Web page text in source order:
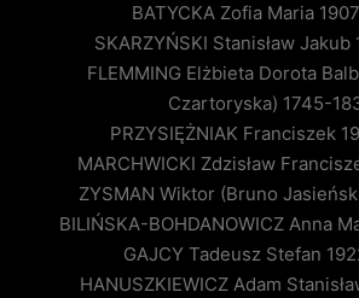
BATYCKA Zofia Maria
SKARZYŃSKI Stanisław
FLEMMING Elżbieta Dorota
Czartoryska) 1745-
PRZYSIĘŻNIAK Franciszek
MARCHWICKI Zdzisław
ZYSMAN Wiktor (Bruno
BILIŃSKA-BOHDANOWICZ Anna
GAJCY Tadeusz Stefan
HANUSZKIEWICZ Adam